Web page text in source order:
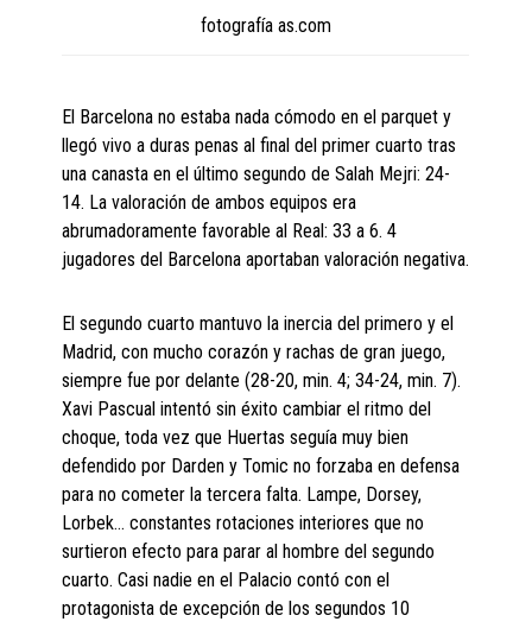
fotografía as.com
El Barcelona no estaba nada cómodo en el parquet y
llegó vivo a duras penas al final del primer cuarto tras
una canasta en el último segundo de Salah Mejri: 24-
14. La valoración de ambos equipos era
abrumadoramente favorable al Real: 33 a 6. 4
jugadores del Barcelona aportaban valoración negativa.
El segundo cuarto mantuvo la inercia del primero y el
Madrid, con mucho corazón y rachas de gran juego,
siempre fue por delante (28-20, min. 4; 34-24, min. 7).
Xavi Pascual intentó sin éxito cambiar el ritmo del
choque, toda vez que Huertas seguía muy bien
defendido por Darden y Tomic no forzaba en defensa
para no cometer la tercera falta. Lampe, Dorsey,
Lorbek… constantes rotaciones interiores que no
surtieron efecto para parar al hombre del segundo
cuarto. Casi nadie en el Palacio contó con el
protagonista de excepción de los segundos 10